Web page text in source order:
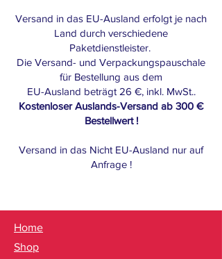
Versand in das EU-Ausland erfolgt je nach
Land durch verschiedene
Paketdienstleister.
Die Versand- und Verpackungspauschale
für Bestellung aus dem
EU-Ausland beträgt 26 €, inkl. MwSt..
Kostenloser Auslands-Versand ab 300 €
Bestellwert !
Versand in das Nicht EU-Ausland nur auf
Anfrage !
Home
Shop